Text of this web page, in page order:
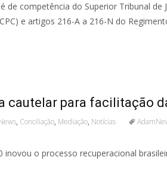
de competência do Superior Tribunal
e artigos 216-A a 216-N do
cautelar para facilitação
, Conciliação, Mediação, Notícias
inovou o processo recuperacional